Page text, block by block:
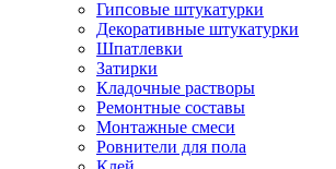
Гипсовые штукатурки
Декоративные штукатурки
Шпатлевки
Затирки
Кладочные растворы
Ремонтные составы
Монтажные смеси
Ровнители для пола